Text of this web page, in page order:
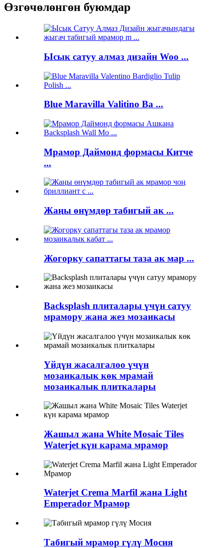
Өзгөчөлөнгөн буюмдар
Ысык сатуу алмаз дизайн Woo ...
Blue Maravilla Valitino Ba ...
Мрамор Даймонд формасы Китче
...
Жаңы өнүмдөр табигый ак ...
Жогорку сапаттагы таза ак мар ...
Backsplash плиталары үчүн сатуу
мрамору жана жез мозаикасы
Үйдүн жасалгалоо үчүн
мозаикалык көк мрамай
мозаикалык плиткалары
Жашыл жана White Mosaic Tiles
Waterjet күн карама мрамор
Waterjet Crema Marfil жана Light
Emperador Мрамор
Табигый мрамор гүлү Мосия